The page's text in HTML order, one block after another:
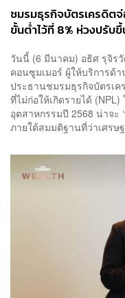
ชมรมธุรกิจบัตรเครดิต
ขั้นต่ำไว้ที่ 8% ห่วงปรับ
วันนี้ (6 มีนาคม) อธิศ รุจิร
คอนซูมเมอร์ ผู้ให้บริการด้
ประธานชมรมธุรกิจบัตรเ
ที่ไม่ก่อให้เกิดรายได้
อุตสาหกรรมปี 2568 น่าจะ
ภายใต้สมมติฐานที่ว่าเศรษ